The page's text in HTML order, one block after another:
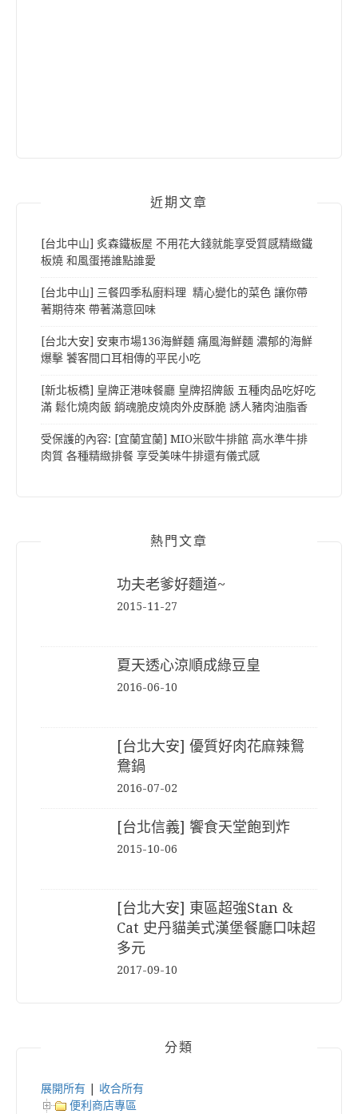
近期文章
[台北中山] 炙森鐵板屋 不用花大錢就能享受質感精緻鐵
板燒 和風蛋捲誰點誰愛
[台北中山] 三餐四季私廚料理 精心變化的菜色 讓你帶
著期待來 帶著滿意回味
[台北大安] 安東市場136海鮮麵 痛風海鮮麵 濃郁的海鮮
爆擊 饕客間口耳相傳的平民小吃
[新北板橋] 皇牌正港味餐廳 皇牌招牌飯 五種肉品吃好吃
滿 鬆化燒肉飯 銷魂脆皮燒肉外皮酥脆 誘人豬肉油脂香
受保護的內容: [宜蘭宜蘭] MIO米歐牛排館 高水準牛排
肉質 各種精緻排餐 享受美味牛排還有儀式感
熱門文章
功夫老爹好麵道~
2015-11-27
夏天透心涼順成綠豆皇
2016-06-10
[台北大安] 優質好肉花麻辣鴛
鴦鍋
2016-07-02
[台北信義] 饗食天堂飽到炸
2015-10-06
[台北大安] 東區超強Stan &
Cat 史丹貓美式漢堡餐廳口味超
多元
2017-09-10
分類
展開所有
收合所有
便利商店專區